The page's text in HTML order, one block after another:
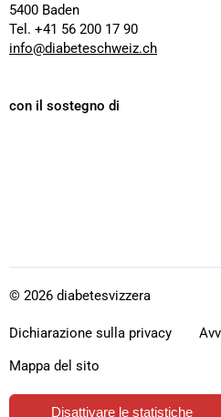
5400 Baden
Tel. +41 56 200 17 90
info@diabeteschweiz.ch
con il sostegno di
© 2026 diabetesvizzera
Disattivare le statistiche
Dichiarazione sulla privacy
Mappa del sito